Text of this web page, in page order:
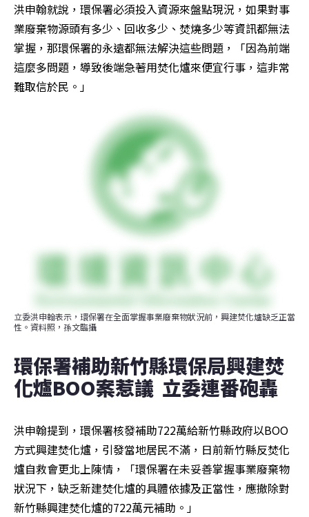
洪申翰就說，環保署必須投入資源來盤點現況，如果對事
業廢棄物源頭有多少、回收多少、焚燒多少等資訊都無法
掌握，那環保署的永遠都無法解決這些問題，「因為前端
這麼多問題，導致後端急著用焚化爐來便宜行事，這非常
難取信於民。」
立委洪申翰表示，環保署在全面掌握事業廢棄物狀況前，興建焚化爐缺乏正當
性。資料照，孫文臨攝
環保署補助新竹縣環保局興建焚
化爐BOO案惹議  立委連番砲轟
洪申翰提到，環保署核發補助722萬給新竹縣政府以BOO
方式興建焚化爐，引發當地居民不滿，日前新竹縣反焚化
爐自救會更北上陳情，「環保署在未妥善掌握事業廢棄物
狀況下，缺乏新建焚化爐的具體依據及正當性，應撤除對
新竹縣興建焚化爐的722萬元補助。」